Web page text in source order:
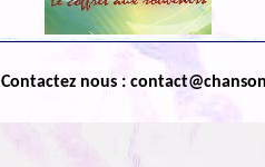
Contactez nous :